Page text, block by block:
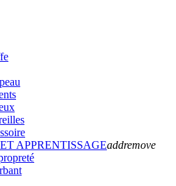
APPRENTISSAGEaddremove